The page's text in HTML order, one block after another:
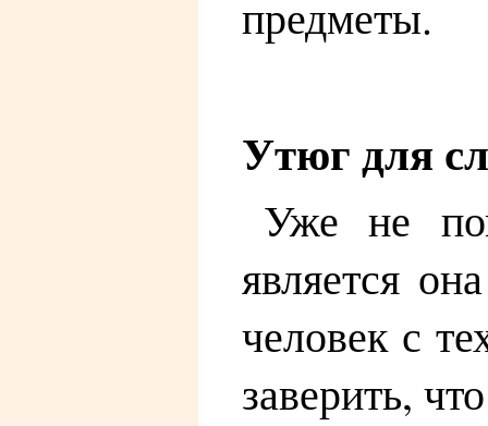
предметы.
Утюг для
Уже не
является
человек с
заверить,